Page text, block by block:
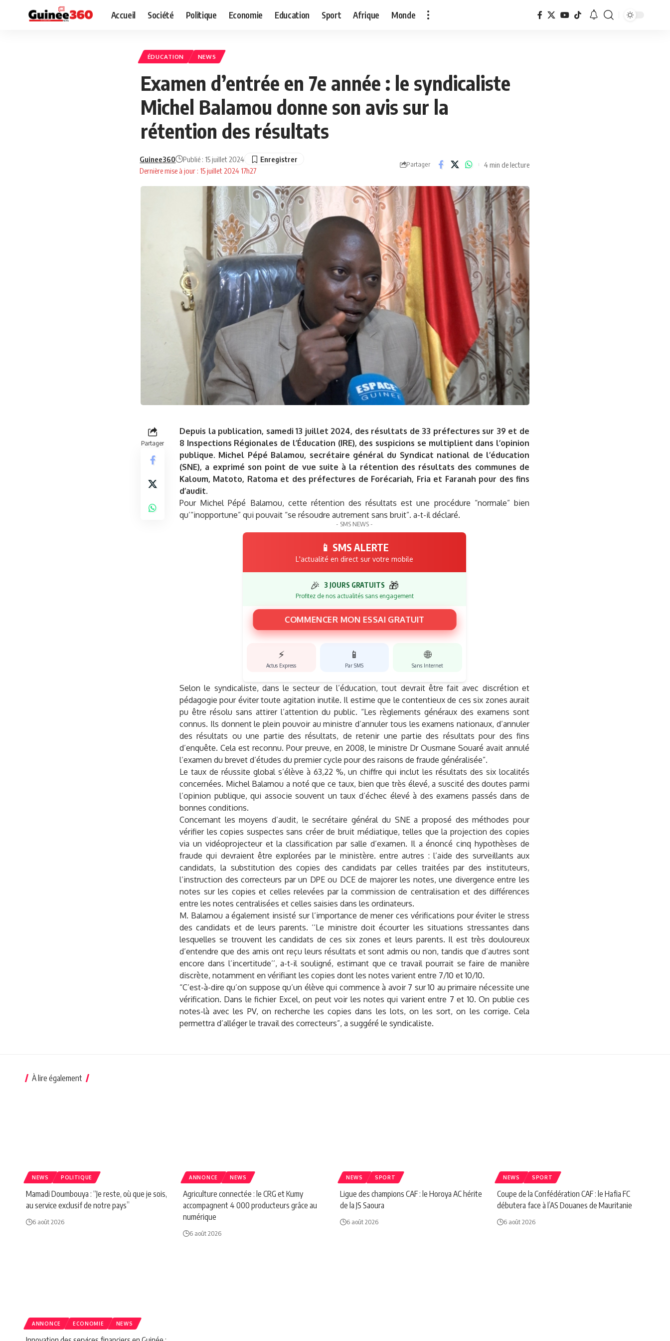
Accueil Société Politique Economie Education Sport Afrique Monde
ÉDUCATION NEWS
Examen d’entrée en 7e année : le syndicaliste
Michel Balamou donne son avis sur la
rétention des résultats
Dernière mise à jour : 15 juillet 2024 17h27
Guinee360 Publié : 15 juillet 2024
Partager 4 min de lecture
Partager
Depuis la publication, samedi 13 juillet 2024, des résultats de 33 préfectures sur 39 et de
8 Inspections Régionales de l’Éducation (IRE), des suspicions se multiplient dans l’opinion
publique. Michel Pépé Balamou, secrétaire général du Syndicat national de l’éducation
(SNE), a exprimé son point de vue suite à la rétention des résultats des communes de
Kaloum, Matoto, Ratoma et des préfectures de Forécariah, Fria et Faranah pour des fins
d’audit.
Pour Michel Pépé Balamou, cette rétention des résultats est une procédure “normale” bien
qu’“inopportune” qui pouvait “se résoudre autrement sans bruit”. a-t-il déclaré.
- SMS NEWS -
📱 SMS ALERTE
L'actualité en direct sur votre mobile
🎉 3 JOURS GRATUITS 🎁
Profitez de nos actualités sans engagement
COMMENCER MON ESSAI GRATUIT
⚡
Actus Express
📱
Par SMS
🌐
Sans Internet
Selon le syndicaliste, dans le secteur de l’éducation, tout devrait être fait avec discrétion et
pédagogie pour éviter toute agitation inutile. Il estime que le contentieux de ces six zones aurait
pu être résolu sans attirer l’attention du public. “Les règlements généraux des examens sont
connus. Ils donnent le plein pouvoir au ministre d’annuler tous les examens nationaux, d’annuler
des résultats ou une partie des résultats, de retenir une partie des résultats pour des fins
d’enquête. Cela est reconnu. Pour preuve, en 2008, le ministre Dr Ousmane Souaré avait annulé
l’examen du brevet d’études du premier cycle pour des raisons de fraude généralisée”.
Le taux de réussite global s’élève à 63,22 %, un chiffre qui inclut les résultats des six localités
concernées. Michel Balamou a noté que ce taux, bien que très élevé, a suscité des doutes parmi
l’opinion publique, qui associe souvent un taux d’échec élevé à des examens passés dans de
bonnes conditions.
Concernant les moyens d’audit, le secrétaire général du SNE a proposé des méthodes pour
vérifier les copies suspectes sans créer de bruit médiatique, telles que la projection des copies
via un vidéoprojecteur et la classification par salle d’examen. Il a énoncé cinq hypothèses de
fraude qui devraient être explorées par le ministère. entre autres : l’aide des surveillants aux
candidats, la substitution des copies des candidats par celles traitées par des instituteurs,
l’instruction des correcteurs par un DPE ou DCE de majorer les notes, une divergence entre les
notes sur les copies et celles relevées par la commission de centralisation et des différences
entre les notes centralisées et celles saisies dans les ordinateurs.
M. Balamou a également insisté sur l’importance de mener ces vérifications pour éviter le stress
des candidats et de leurs parents. ‘‘Le ministre doit écourter les situations stressantes dans
lesquelles se trouvent les candidats de ces six zones et leurs parents. Il est très douloureux
d’entendre que des amis ont reçu leurs résultats et sont admis ou non, tandis que d’autres sont
encore dans l’incertitude’’, a-t-il souligné, estimant que ce travail pourrait se faire de manière
discrète, notamment en vérifiant les copies dont les notes varient entre 7/10 et 10/10.
“C’est-à-dire qu’on suppose qu’un élève qui commence à avoir 7 sur 10 au primaire nécessite une
vérification. Dans le fichier Excel, on peut voir les notes qui varient entre 7 et 10. On publie ces
notes-là avec les PV, on recherche les copies dans les lots, on les sort, on les corrige. Cela
permettra d’alléger le travail des correcteurs”, a suggéré le syndicaliste.
À lire également
NEWS POLITIQUE
Mamadi Doumbouya : “Je reste, où que je sois,
au service exclusif de notre pays”
6 août 2026
ANNONCE NEWS
Agriculture connectée : le CRG et Kumy
accompagnent 4 000 producteurs grâce au
numérique
6 août 2026
NEWS SPORT
Ligue des champions CAF : le Horoya AC hérite
de la JS Saoura
6 août 2026
NEWS SPORT
Coupe de la Confédération CAF : le Hafia FC
débutera face à l’AS Douanes de Mauritanie
6 août 2026
ANNONCE ECONOMIE NEWS